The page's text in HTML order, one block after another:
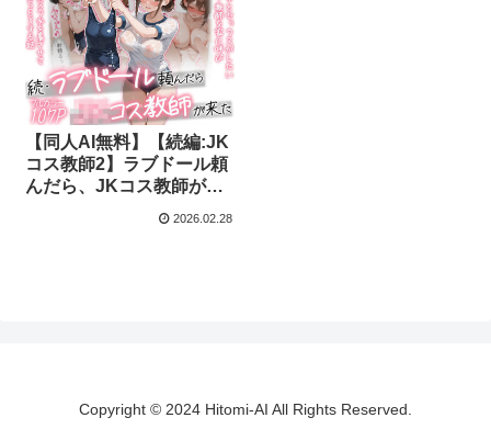
【同人AI無料】【続編:JK
コス教師2】ラブドール頼
んだら、JKコス教師が来
2026.02.28
Copyright © 2024 Hitomi-AI All Rights Reserved.